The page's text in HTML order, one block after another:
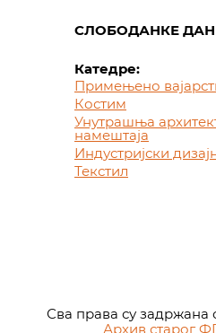
СЛОБОДАНКЕ
Катедре:
Примењено
Костим
Унутрашња
намештаја
Индустријски
Текстил
Сва права су
Архив старог